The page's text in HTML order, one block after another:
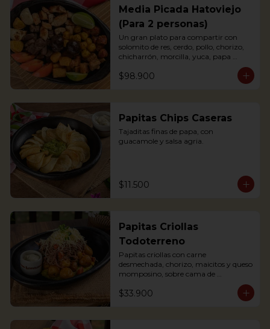
Media Picada Hatoviejo
(Para 2 personas)
Un gran plato para compartir con
solomito de res, cerdo, pollo, chorizo,
chicharrón, morcilla, yuca, papa
Acompañada de salsa de tomate, salsa
$98.900
Papitas Chips Caseras
Tajaditas finas de papa, con
guacamole y salsa agria.
$11.500
Papitas Criollas
Todoterreno
Papitas criollas con carne
desmechada, chorizo, maicitos y queso
momposino, sobre cama de
$33.900